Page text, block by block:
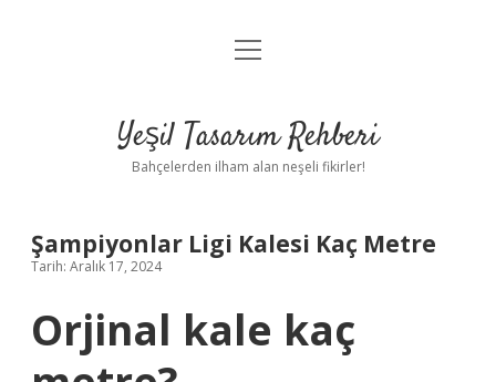
Anasayfa
Yasal Uyarı
menüyü
Yeşil Tasarım Rehberi
Bahçelerden ilham alan neşeli fikirler!
Şampiyonlar Ligi Kalesi Kaç Metre
Tarih: Aralık 17, 2024
Orjinal kale kaç